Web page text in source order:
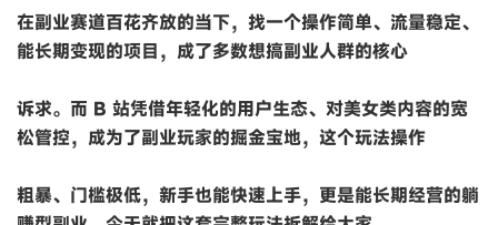
在副业赛道百花齐放的当下，找一个操作简单、流量稳定、
能长期变现的项目，成了多数想搞副业人群的核心
诉求。而 B 站凭借年轻化的用户生态、对美女类内容的宽
松管控，成为了副业玩家的掘金宝地，这个玩法操作
粗暴、门槛极低，新手也能快速上手，更是能长期经营的躺